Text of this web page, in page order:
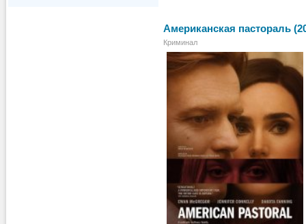
Американская пастораль
Криминал